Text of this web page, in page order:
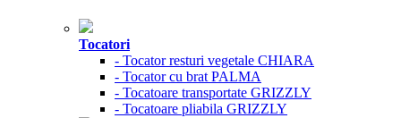
Tocatori
- Tocator resturi vegetale CHIARA
- Tocator cu brat PALMA
- Tocatoare transportate GRIZZLY
- Tocatoare pliabila GRIZZLY